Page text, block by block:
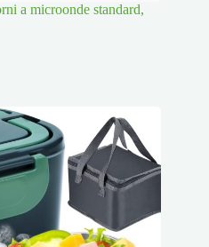
a microonde standard,